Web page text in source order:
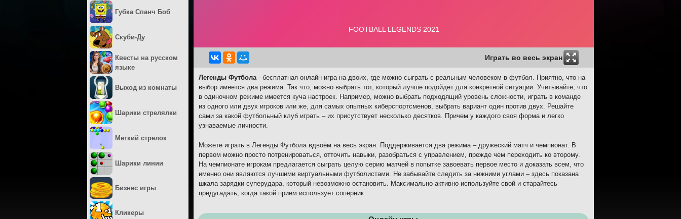
Играть во весь экран
Легенды Футбола- бесплатная онлайн игра на двоих, где можно сыграть с реальным человеком в футбол. Приятно, что на
выбор имеется два режима. Так что, можно выбрать тот, который лучше подойдет для конкретной ситуации. Учитывайте, что
в одиночном режиме имеется куча настроек. Например, можно выбрать подходящий уровень сложности, играть в команде
из одного или двух игроков или же, для самых опытных киберспортсменов, выбрать вариант один против двух. Решайте
сами за какой футбольный клуб играть – их присутствует несколько десятков. Причем у каждого своя форма и легко
узнаваемые личности.
Можете играть в Легенды Футбола вдвоём на весь экран. Поддерживается два режима – дружеский матч и чемпионат. В
первом можно просто потренироваться, отточить навыки, разобраться с управлением, прежде чем переходить ко второму.
На чемпионате игрокам предлагается сыграть целую серию матчей в попытке завоевать первое место и доказать всем, что
именно они являются лучшими виртуальными футболистами. Не забывайте следить за нижними углами – здесь показана
шкала зарядки суперудара, который невозможно остановить. Максимально активно используйте свой и старайтесь
предугадать, когда такой прием использует соперник.
Губка Спанч Боб
Скуби-Ду
Квесты на русском
языке
Выход из комнаты
Шарики стрелялки
Меткий стрелок
Шарики линии
Бизнес игры
Кликеры